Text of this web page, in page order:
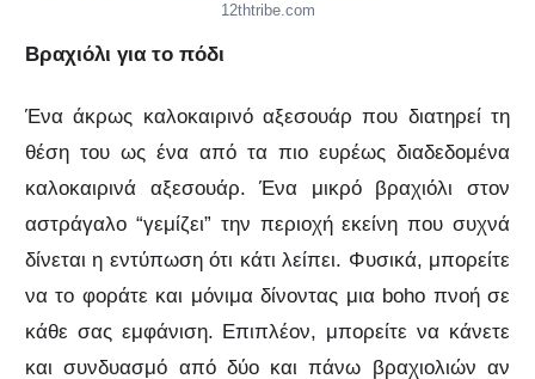
12thtribe.com
Βραχιόλι για το πόδι
Ένα άκρως καλοκαιρινό αξεσουάρ που διατηρεί τη
θέση του ως ένα από τα πιο ευρέως διαδεδομένα
καλοκαιρινά αξεσουάρ. Ένα μικρό βραχιόλι στον
αστράγαλο “γεμίζει” την περιοχή εκείνη που συχνά
δίνεται η εντύπωση ότι κάτι λείπει. Φυσικά, μπορείτε
να το φοράτε και μόνιμα δίνοντας μια boho πνοή σε
κάθε σας εμφάνιση. Επιπλέον, μπορείτε να κάνετε
και συνδυασμό από δύο και πάνω βραχιολιών αν